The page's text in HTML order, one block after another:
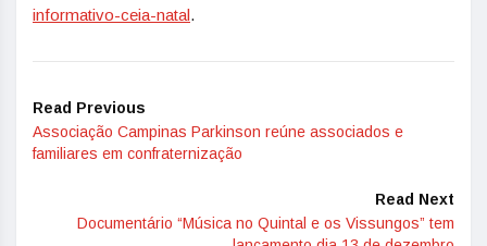
informativo-ceia-natal.
Read Previous
Associação Campinas Parkinson reúne associados e
familiares em confraternização
Read Next
Documentário “Música no Quintal e os Vissungos” tem